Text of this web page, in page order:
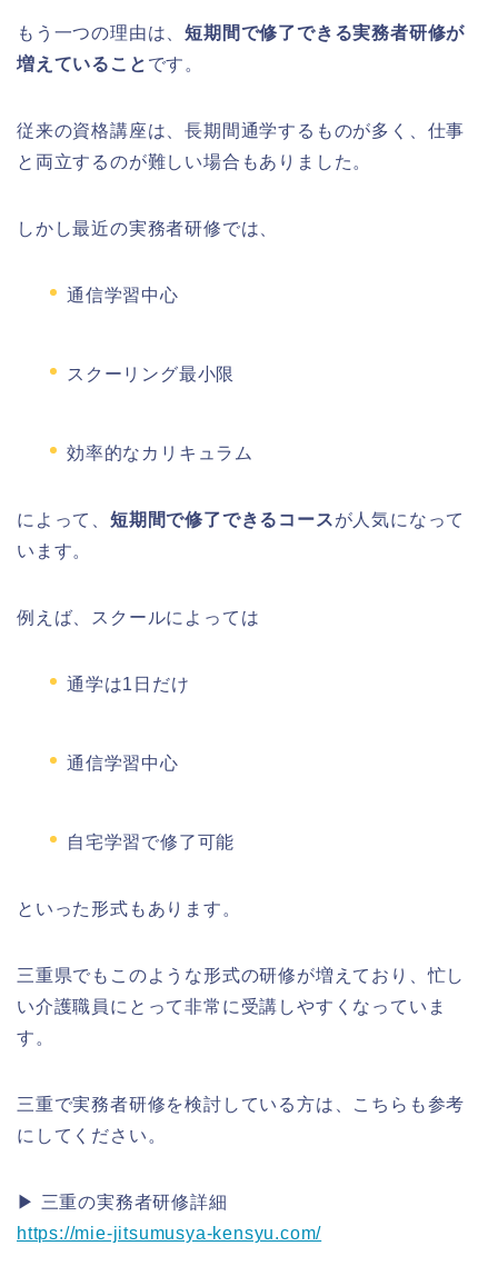
もう一つの理由は、短期間で修了できる実務者研修が
増えていること です。
従来の資格講座は、長期間通学するものが多く、仕事
と両立するのが難しい場合もありました。
しかし最近の実務者研修では、
通信学習中心
スクーリング最小限
効率的なカリキュラム
によって、 短期間で修了できるコースが人気になって
います。
例えば、スクールによっては
通学は1日だけ
通信学習中心
自宅学習で修了可能
といった形式もあります。
三重県でもこのような形式の研修が増えており、忙し
い介護職員にとって非常に受講しやすくなっていま
す。
三重で実務者研修を検討している方は、こちらも参考
にしてください。
▶ 三重の実務者研修詳細
https://mie-jitsumusya-kensyu.com/